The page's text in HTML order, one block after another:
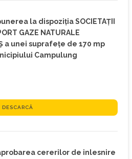
la dispoziţia SOCIETAŢII
GAZE NATURALE
a unei suprafeţe de 170 mp
Campulung
DESCARCĂ
cererilor de inlesnire